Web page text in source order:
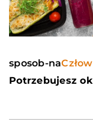
sposob-na
Potrzebujesz